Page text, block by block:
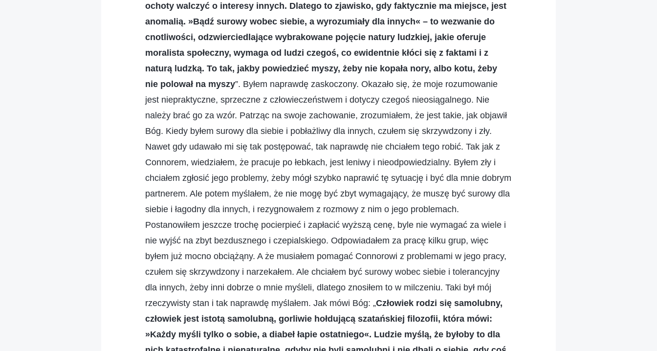
ochoty walczyć o interesy innych. Dlatego to zjawisko, gdy faktycznie ma miejsce, jest
anomalią. »Bądź surowy wobec siebie, a wyrozumiały dla innych« – to wezwanie do
cnotliwości, odzwierciedlające wybrakowane pojęcie natury ludzkiej, jakie oferuje
moralista społeczny, wymaga od ludzi czegoś, co ewidentnie kłóci się z faktami i z
naturą ludzką. To tak, jakby powiedzieć myszy, żeby nie kopała nory, albo kotu, żeby
nie polował na myszy”. Byłem naprawdę zaskoczony. Okazało się, że moje rozumowanie
jest niepraktyczne, sprzeczne z człowieczeństwem i dotyczy czegoś nieosiągalnego. Nie
należy brać go za wzór. Patrząc na swoje zachowanie, zrozumiałem, że jest takie, jak objawił
Bóg. Kiedy byłem surowy dla siebie i pobłażliwy dla innych, czułem się skrzywdzony i zły.
Nawet gdy udawało mi się tak postępować, tak naprawdę nie chciałem tego robić. Tak jak z
Connorem, wiedziałem, że pracuje po łebkach, jest leniwy i nieodpowiedzialny. Byłem zły i
chciałem zgłosić jego problemy, żeby mógł szybko naprawić tę sytuację i być dla mnie dobrym
partnerem. Ale potem myślałem, że nie mogę być zbyt wymagający, że muszę być surowy dla
siebie i łagodny dla innych, i rezygnowałem z rozmowy z nim o jego problemach.
Postanowiłem jeszcze trochę pocierpieć i zapłacić wyższą cenę, byle nie wymagać za wiele i
nie wyjść na zbyt bezdusznego i czepialskiego. Odpowiadałem za pracę kilku grup, więc
byłem już mocno obciążąny. A że musiałem pomagać Connorowi z problemami w jego pracy,
czułem się skrzywdzony i narzekałem. Ale chciałem być surowy wobec siebie i tolerancyjny
dla innych, żeby inni dobrze o mnie myśleli, dlatego znosiłem to w milczeniu. Taki był mój
rzeczywisty stan i tak naprawdę myślałem. Jak mówi Bóg: „Człowiek rodzi się samolubny,
człowiek jest istotą samolubną, gorliwie hołdującą szatańskiej filozofii, która mówi:
»Każdy myśli tylko o sobie, a diabeł łapie ostatniego«. Ludzie myślą, że byłoby to dla